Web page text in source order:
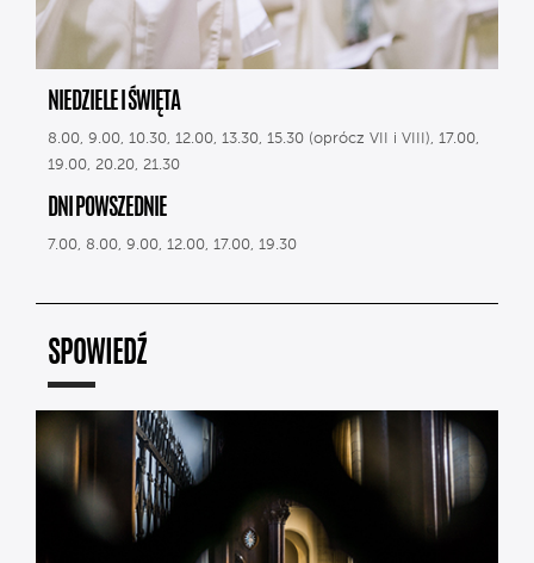
NIEDZIELE I ŚWIĘTA
8.00, 9.00, 10.30, 12.00, 13.30, 15.30 (oprócz VII i VIII), 17.00,
19.00, 20.20, 21.30
DNI POWSZEDNIE
7.00, 8.00, 9.00, 12.00, 17.00, 19.30
SPOWIEDŹ